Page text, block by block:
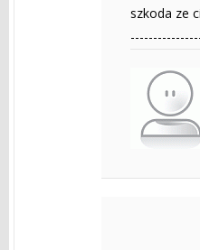
szkoda ze